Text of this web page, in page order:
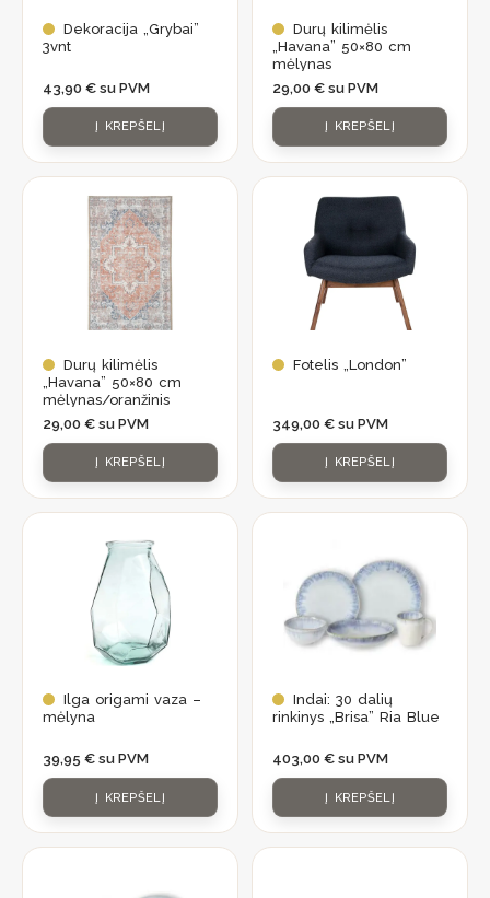
Dekoracija „Grybai”
3vnt
43,90 € su PVM
Į KREPŠELĮ
Durų kilimėlis
„Havana” 50×80 cm
mėlynas
29,00 € su PVM
Į KREPŠELĮ
Durų kilimėlis
„Havana” 50×80 cm
mėlynas/oranžinis
29,00 € su PVM
Į KREPŠELĮ
Fotelis „London”
349,00 € su PVM
Į KREPŠELĮ
Ilga origami vaza –
mėlyna
39,95 € su PVM
Į KREPŠELĮ
Indai: 30 dalių
rinkinys „Brisa” Ria Blue
403,00 € su PVM
Į KREPŠELĮ